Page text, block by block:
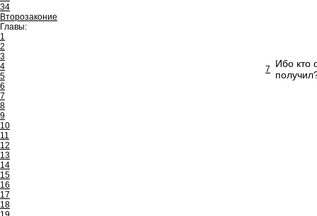
34
Второзаконие
Главы:
1
2
3
4
5
6
7
8
9
10
11
12
13
14
15
16
17
18
7
Ибо кто